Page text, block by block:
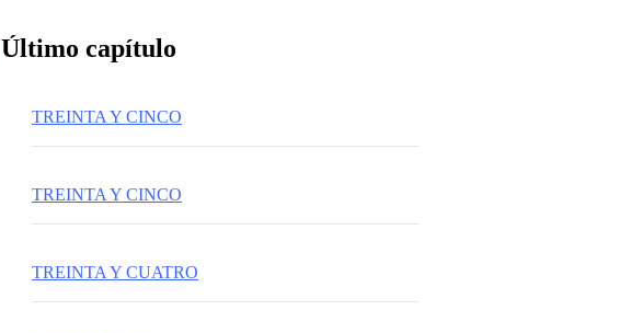
Último capítulo
TREINTA Y CINCO
TREINTA Y CINCO
TREINTA Y CUATRO